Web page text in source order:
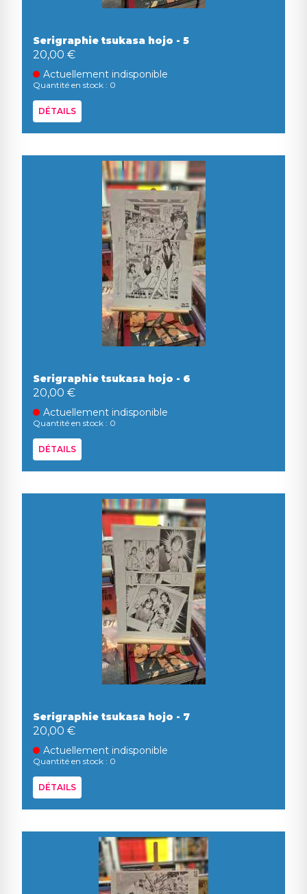
Serigraphie tsukasa hojo - 5
20,00 €
Actuellement indisponible
Quantité en stock : 0
DÉTAILS
Serigraphie tsukasa hojo - 6
20,00 €
Actuellement indisponible
Quantité en stock : 0
DÉTAILS
Serigraphie tsukasa hojo - 7
20,00 €
Actuellement indisponible
Quantité en stock : 0
DÉTAILS